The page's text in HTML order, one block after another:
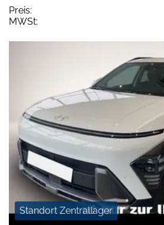
Preis:
MWSt:
Standort Zentrallager